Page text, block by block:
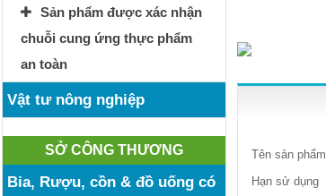
Sản phẩm được xác nhận
chuỗi cung ứng thực phẩm
an toàn
Vật tư nông nghiệp
SỞ CÔNG THƯƠNG
Bia, Rượu, cồn & đồ uống có
Tên sản phẩm
Hạn sử dụng